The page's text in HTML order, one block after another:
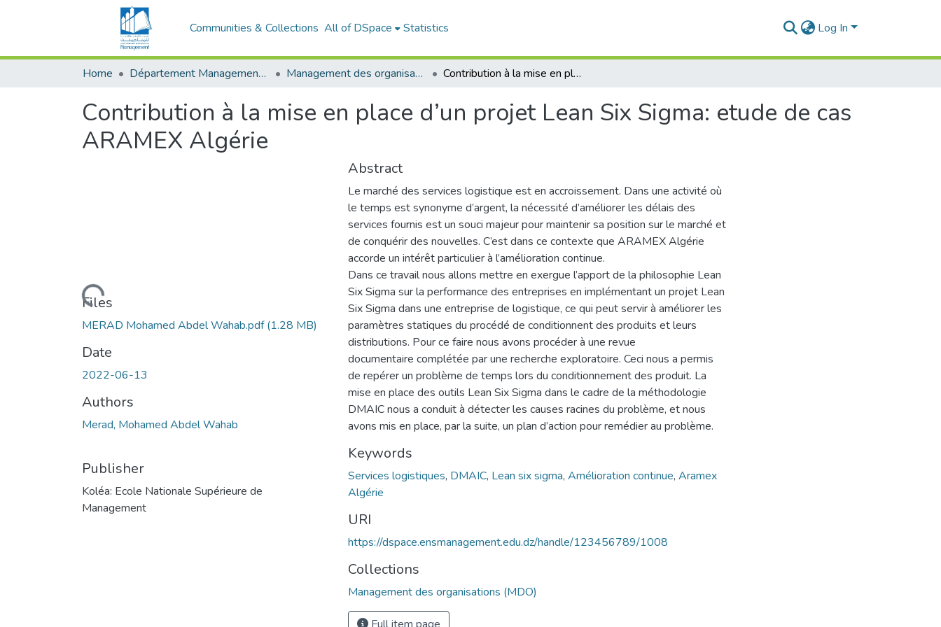
Communities & Collections All of DSpace Statistics Log In
Home Département Management Des Organisations Management des organisations (MDO) Contribution à la mise en place d’un projet Lean Six Sigma: etude de cas ARAMEX Algérie
Contribution à la mise en place d’un projet Lean Six Sigma: etude de cas
ARAMEX Algérie
Loading...
Files
MERAD Mohamed Abdel Wahab.pdf(1.28 MB)
Date
2022-06-13
Authors
Merad, Mohamed Abdel Wahab
Publisher
Koléa: Ecole Nationale Supérieure de
Management
Abstract
Le marché des services logistique est en accroissement. Dans une activité où
le temps est synonyme d’argent, la nécessité d’améliorer les délais des
services fournis est un souci majeur pour maintenir sa position sur le marché et
de conquérir des nouvelles. C’est dans ce contexte que ARAMEX Algérie
accorde un intérêt particulier à l’amélioration continue.
Dans ce travail nous allons mettre en exergue l’apport de la philosophie Lean
Six Sigma sur la performance des entreprises en implémentant un projet Lean
Six Sigma dans une entreprise de logistique, ce qui peut servir à améliorer les
paramètres statiques du procédé de conditionnent des produits et leurs
distributions. Pour ce faire nous avons procéder à une revue
documentaire complétée par une recherche exploratoire. Ceci nous a permis
de repérer un problème de temps lors du conditionnement des produit. La
mise en place des outils Lean Six Sigma dans le cadre de la méthodologie
DMAIC nous a conduit à détecter les causes racines du problème, et nous
avons mis en place, par la suite, un plan d’action pour remédier au problème.
Keywords
Services logistiques, DMAIC, Lean six sigma, Amélioration continue, Aramex
Algérie
URI
https://dspace.ensmanagement.edu.dz/handle/123456789/1008
Collections
Management des organisations (MDO)